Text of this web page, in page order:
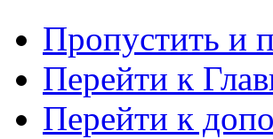
Пропустить и
Перейти к
Перейти к